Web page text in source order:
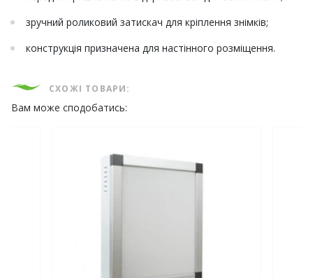
зручний роликовий затискач для кріплення знімків;
конструкція призначена для настінного розміщення.
СХОЖІ ТОВАРИ:
Вам може сподобатись: